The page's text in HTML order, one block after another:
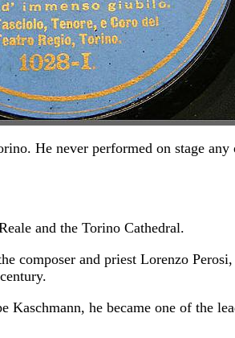
He never performed on stage
and the Torino Cathedral.
composer and priest Lorenzo
Kaschmann, he became one of the